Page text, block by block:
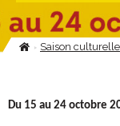
Fil
Saison culturelle
Du 15 au 24 octobre